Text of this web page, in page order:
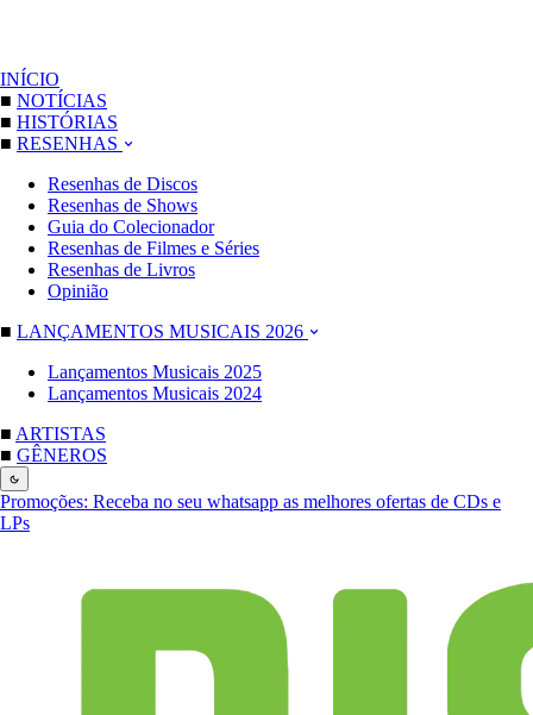
INÍCIO
■ NOTÍCIAS
■ HISTÓRIAS
■ RESENHAS
Resenhas de Discos
Resenhas de Shows
Guia do Colecionador
Resenhas de Filmes e Séries
Resenhas de Livros
Opinião
■ LANÇAMENTOS MUSICAIS 2026
Lançamentos Musicais 2025
Lançamentos Musicais 2024
■ ARTISTAS
■ GÊNEROS
Promoções: Receba no seu whatsapp as melhores ofertas de CDs e
LPs